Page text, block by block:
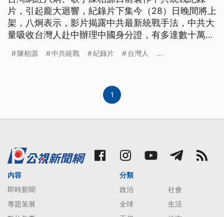
片，引起龐大迴響，紀錄片下集今（28）日晚間將上
架，八炯表示，影片揭露中共最新統戰手法，中共大
量吸收台灣人赴中辦理中國身分證，有多達數十萬人
接到恐嚇電話。
陳柏源 中共統戰 紀錄片 台灣人 ...
1
內容
即時新聞
專題策展
分類
政治
社會
全球
生活